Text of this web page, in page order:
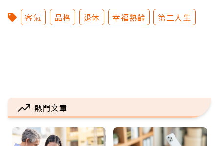
客氣 品格 退休 幸福熟齡 第二人生
熱門文章